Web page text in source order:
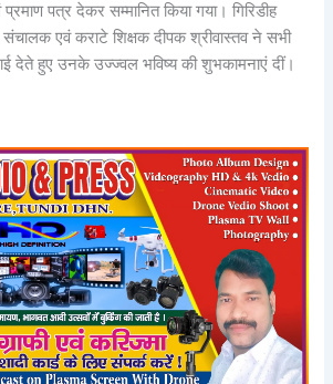
पत्र देकर सम्मानित किया गया। गिरिडीह
एवं कराटे शिक्षक दीपक श्रीवास्तव ने सभी
देते हुए उनके उज्ज्वल भविष्य की शुभकामनाएं दीं।